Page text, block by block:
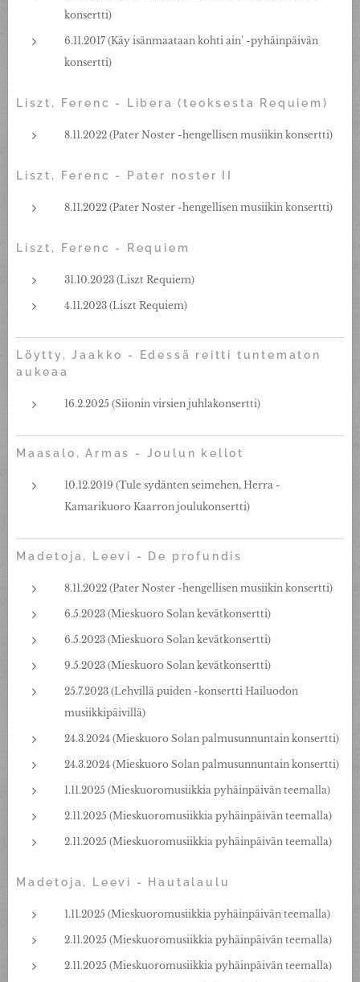
konsertti)
6.11.2017 (Käy isänmaataan kohti ain' -pyhäinpäivän
konsertti)
Liszt, Ferenc - Libera (teoksesta Requiem)
8.11.2022 (Pater Noster -hengellisen musiikin konsertti)
Liszt, Ferenc - Pater noster II
8.11.2022 (Pater Noster -hengellisen musiikin konsertti)
Liszt, Ferenc - Requiem
31.10.2023 (Liszt Requiem)
4.11.2023 (Liszt Requiem)
Löytty, Jaakko - Edessä reitti tuntematon
aukeaa
16.2.2025 (Siionin virsien juhlakonsertti)
Maasalo, Armas - Joulun kellot
10.12.2019 (Tule sydänten seimehen, Herra -
Kamarikuoro Kaarron joulukonsertti)
Madetoja, Leevi - De profundis
8.11.2022 (Pater Noster -hengellisen musiikin konsertti)
6.5.2023 (Mieskuoro Solan kevätkonsertti)
6.5.2023 (Mieskuoro Solan kevätkonsertti)
9.5.2023 (Mieskuoro Solan kevätkonsertti)
25.7.2023 (Lehvillä puiden -konsertti Hailuodon
musiikkipäivillä)
24.3.2024 (Mieskuoro Solan palmusunnuntain konsertti)
24.3.2024 (Mieskuoro Solan palmusunnuntain konsertti)
1.11.2025 (Mieskuoromusiikkia pyhäinpäivän teemalla)
2.11.2025 (Mieskuoromusiikkia pyhäinpäivän teemalla)
2.11.2025 (Mieskuoromusiikkia pyhäinpäivän teemalla)
Madetoja, Leevi - Hautalaulu
1.11.2025 (Mieskuoromusiikkia pyhäinpäivän teemalla)
2.11.2025 (Mieskuoromusiikkia pyhäinpäivän teemalla)
2.11.2025 (Mieskuoromusiikkia pyhäinpäivän teemalla)